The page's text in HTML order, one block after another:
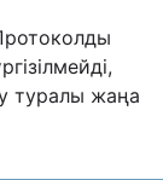
туралы жаңа